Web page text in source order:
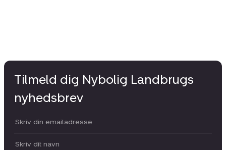
Tilmeld dig Nybolig Landbrugs
nyhedsbrev
Din email:
Dit navn: